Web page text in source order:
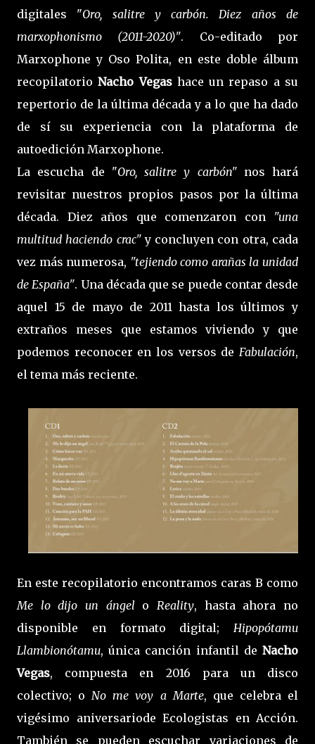
digitales "Oro, salitre y carbón. Diez años de
marxophonismo (2011-2020)". Co-editado por
Marxophone y Oso Polita, en este doble álbum
recopilatorioNacho Vegashace un repaso a su
repertorio de la última década y a lo que ha dado
de sí su experiencia con la plataforma de
autoedición Marxophone.
La escucha de "Oro, salitre y carbón"nos hará
revisitar nuestros propios pasos por la última
década. Diez años que comenzaron con "una
multitud haciendo crac"y concluyen con otra, cada
vez más numerosa, "tejiendo como arañas la unidad
de España". Una década que se puede contar desde
aquel 15 de mayo de 2011 hasta los últimos y
extraños meses que estamos viviendo y que
podemos reconocer en los versos de Fabulación,
el tema más reciente.
En este recopilatorio encontramos caras B como
Me lo dijo un ángelo Reality, hasta ahora no
disponible en formato digital; Hipopótamu
Llambionótamu, única canción infantil de Nacho
Vegas, compuesta en 2016 para un disco
colectivo; o No me voy a Marte, que celebra el
vigésimo aniversariode Ecologistas en Acción.
También se pueden escuchar variaciones de